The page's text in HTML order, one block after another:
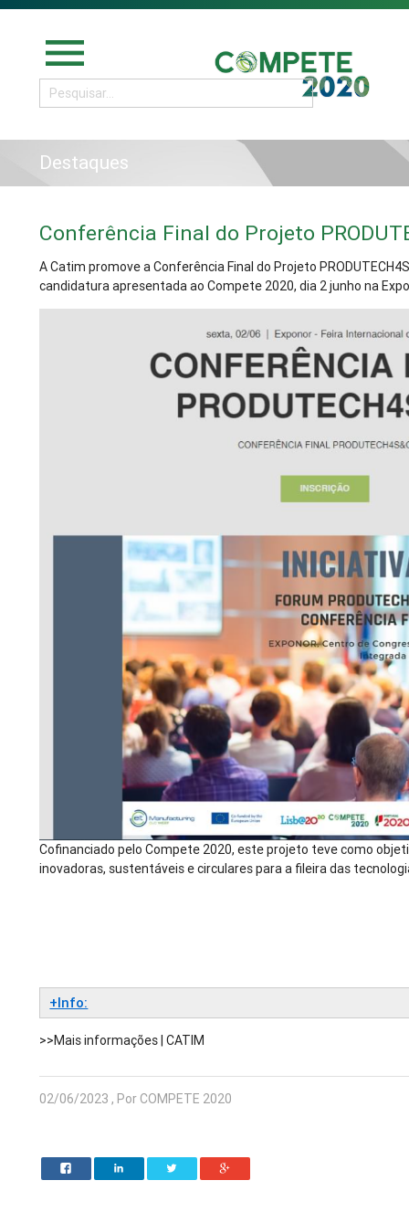
menu
Destaques
Conferência Final do Projeto
A Catim promove a Conferência Final do Projeto
candidatura apresentada ao Compete 2020, dia 2 junho na
Cofinanciado pelo Compete 2020, este projeto teve como
inovadoras, sustentáveis e circulares para a fileira das
+Info:
>>Mais informações | CATIM
02/06/2023 , Por COMPETE 2020